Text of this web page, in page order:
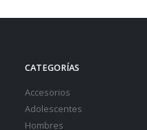
CATEGORÍAS
Accesorios
Adolescentes
Hombres